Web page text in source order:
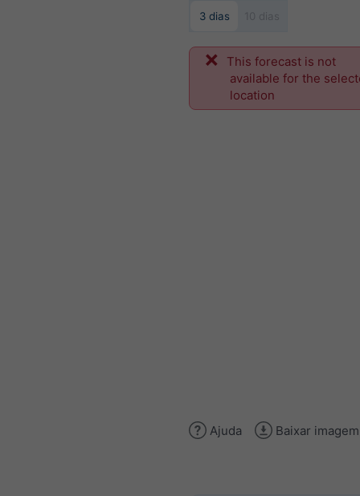
3 dias
This forecast is not
available for the
location
Ajuda Baixar imagem